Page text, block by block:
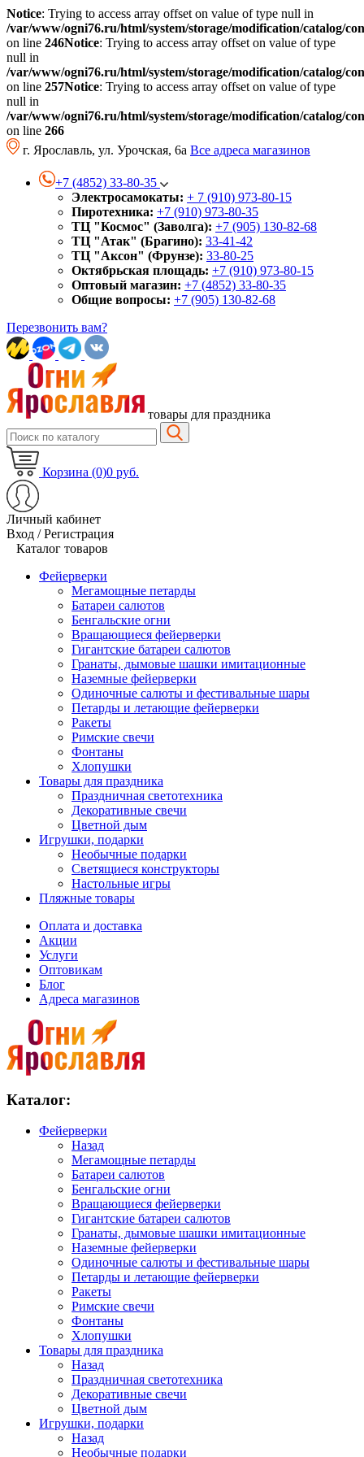
Notice: Trying to access array offset on value of type null in
/var/www/ogni76.ru/html/system/storage/modification/catalog/
on line 246Notice: Trying to access array offset on value of type
null in
/var/www/ogni76.ru/html/system/storage/modification/catalog/
on line 257Notice: Trying to access array offset on value of type
null in
/var/www/ogni76.ru/html/system/storage/modification/catalog/
on line 266
г. Ярославль, ул. Урочская, 6а Все адреса магазинов
+7 (4852) 33-80-35
Электросамокаты: + 7 (910) 973-80-15
Пиротехника: +7 (910) 973-80-35
ТЦ "Космос" (Заволга): +7 (905) 130-82-68
ТЦ "Атак" (Брагино): 33-41-42
ТЦ "Аксон" (Фрунзе): 33-80-25
Октябрьская площадь: +7 (910) 973-80-15
Оптовый магазин: +7 (4852) 33-80-35
Общие вопросы: +7 (905) 130-82-68
Перезвонить вам?
товары для праздника
Корзина (0)0 руб.
Личный кабинет
Вход / Регистрация
Каталог товаров
Фейерверки
Мегамощные петарды
Батареи салютов
Бенгальские огни
Вращающиеся фейерверки
Гигантские батареи салютов
Гранаты, дымовые шашки имитационные
Наземные фейерверки
Одиночные салюты и фестивальные шары
Петарды и летающие фейерверки
Ракеты
Римские свечи
Фонтаны
Хлопушки
Товары для праздника
Праздничная светотехника
Декоративные свечи
Цветной дым
Игрушки, подарки
Необычные подарки
Светящиеся конструкторы
Настольные игры
Пляжные товары
Оплата и доставка
Акции
Услуги
Оптовикам
Блог
Адреса магазинов
Каталог:
Фейерверки
Назад
Мегамощные петарды
Батареи салютов
Бенгальские огни
Вращающиеся фейерверки
Гигантские батареи салютов
Гранаты, дымовые шашки имитационные
Наземные фейерверки
Одиночные салюты и фестивальные шары
Петарды и летающие фейерверки
Ракеты
Римские свечи
Фонтаны
Хлопушки
Товары для праздника
Назад
Праздничная светотехника
Декоративные свечи
Цветной дым
Игрушки, подарки
Назад
Необычные подарки